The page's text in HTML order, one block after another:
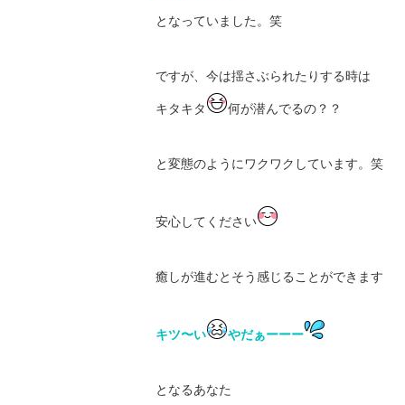
となっていました。笑
ですが、今は揺さぶられたりする時は
キタキタ 何が潜んでるの？？
と変態のようにワクワクしています。笑
安心してください
癒しが進むとそう感じることができます
キツ〜い やだぁーーー
となるあなた